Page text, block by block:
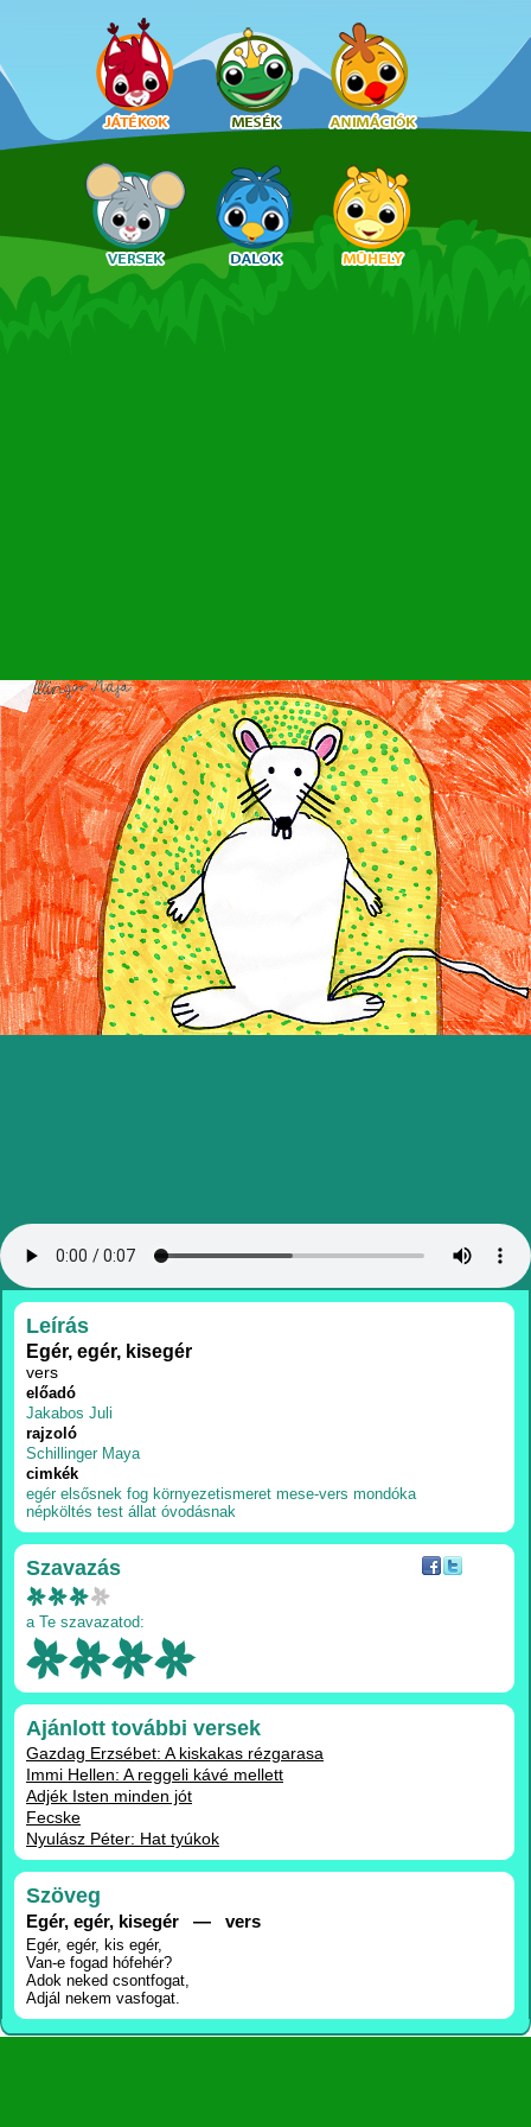
RÉSZLETEK
Leírás
Egér, egér, kisegér
vers
előadó
Jakabos Juli
rajzoló
Schillinger Maya
cimkék
egér elsősnek fog környezetismeret mese-vers mondóka
népköltés test állat óvodásnak
Szavazás
a Te szavazatod:
Ajánlott további versek
Gazdag Erzsébet: A kiskakas rézgarasa
Immi Hellen: A reggeli kávé mellett
Adjék Isten minden jót
Fecske
Nyulász Péter: Hat tyúkok
Szöveg
Egér, egér, kisegér — vers
Egér, egér, kis egér,
Van-e fogad hófehér?
Adok neked csontfogat,
Adjál nekem vasfogat.